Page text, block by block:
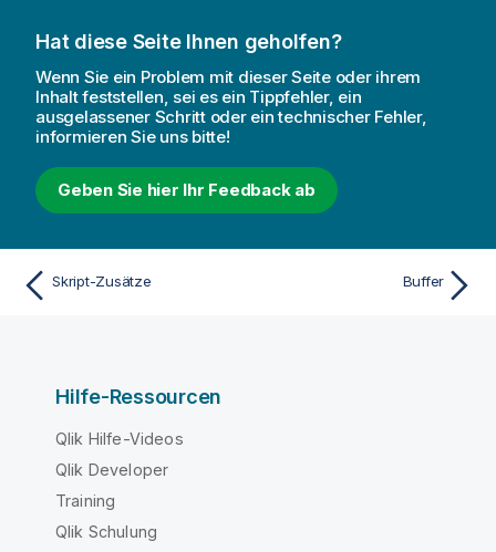
Hat diese Seite Ihnen geholfen?
Wenn Sie ein Problem mit dieser Seite oder ihrem
Inhalt feststellen, sei es ein Tippfehler, ein
ausgelassener Schritt oder ein technischer Fehler,
informieren Sie uns bitte!
Geben Sie hier Ihr Feedback ab
Skript-Zusätze Buffer
Hilfe-Ressourcen
Qlik Hilfe-Videos
Qlik Developer
Training
Qlik Schulung